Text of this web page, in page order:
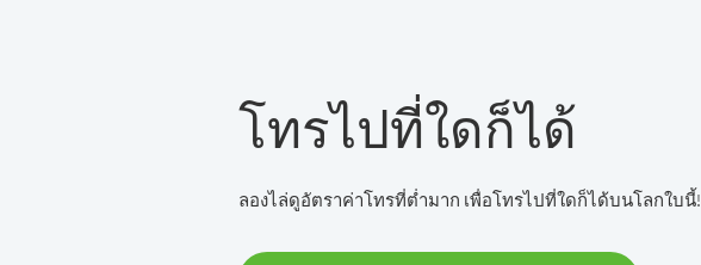
โทรไปที่ใดก็ได้
ลองไล่ดูอัตราค่าโทรที่ต่ำมาก เพื่อโทรไปที่ใดก็ได้บนโลกใบนี้!